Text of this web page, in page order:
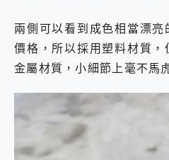
兩側可以看到成色相當漂
價格，所以採用塑料材質
金屬材質，小細節上毫不馬